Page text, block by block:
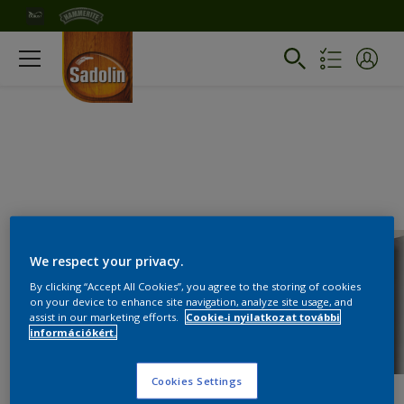
We respect your privacy.
By clicking “Accept All Cookies”, you agree to the storing of cookies
on your device to enhance site navigation, analyze site usage, and
assist in our marketing efforts.
Cookie-i nyilatkozat további
információkért.
Cookies Settings